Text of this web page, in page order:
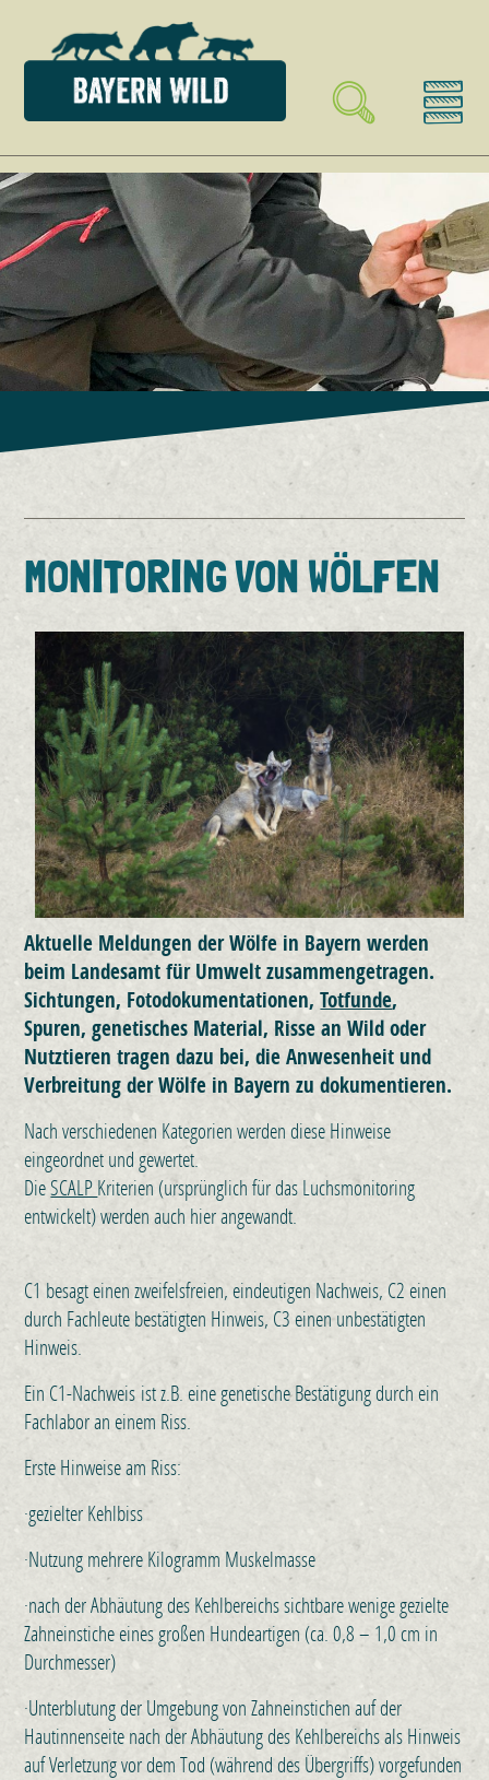
MONITORING VON WÖLFEN
Aktuelle Meldungen der Wölfe in Bayern werden
beim Landesamt für Umwelt zusammengetragen.
Sichtungen, Fotodokumentationen,Totfunde,
Spuren, genetisches Material, Risse an Wild oder
Nutztieren tragen dazu bei, die Anwesenheit und
Verbreitung der Wölfe in Bayern zu dokumentieren.
Nach verschiedenen Kategorien werden diese Hinweise
eingeordnet und gewertet.
DieSCALP Kriterien (ursprünglich für das Luchsmonitoring
entwickelt) werden auch hier angewandt.
C1 besagt einen zweifelsfreien, eindeutigen Nachweis, C2 einen
durch Fachleute bestätigten Hinweis, C3 einen unbestätigten
Hinweis.
Ein C1-Nachweis ist z.B. eine genetische Bestätigung durch ein
Fachlabor an einem Riss.
Erste Hinweise am Riss:
·gezielter Kehlbiss
·Nutzung mehrere Kilogramm Muskelmasse
·nach der Abhäutung des Kehlbereichs sichtbare wenige gezielte
Zahneinstiche eines großen Hundeartigen (ca. 0,8 – 1,0 cm in
Durchmesser)
·Unterblutung der Umgebung von Zahneinstichen auf der
Hautinnenseite nach der Abhäutung des Kehlbereichs als Hinweis
auf Verletzung vor dem Tod (während des Übergriffs) vorgefunden